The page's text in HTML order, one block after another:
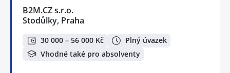
B2M.CZ s.r.o.
Stodůlky, Praha
30 000 – 56 000 Kč
Plný úvazek
Vhodné také pro absolventy